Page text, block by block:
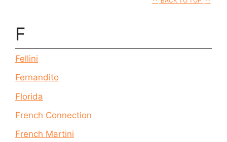
F
Fellini
Fernandito
Florida
French Connection
French Martini